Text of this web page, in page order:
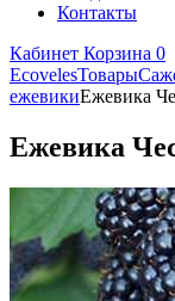
Контакты
Кабинет Корзина 0
EcovelesТовары
ежевикиЕжевика
Ежевика